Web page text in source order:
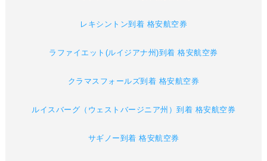
レキシントン到着 格安航空券
ラファイエット(ルイジアナ州)到着 格安航空券
クラマスフォールズ到着 格安航空券
ルイスバーグ（ウェストバージニア州）到着 格安航空券
サギノー到着 格安航空券